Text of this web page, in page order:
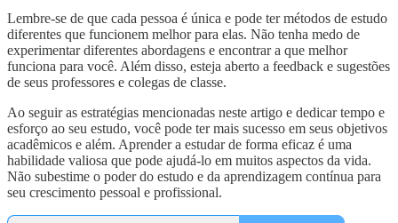
Lembre-se de que cada pessoa é única e pode ter métodos de estudo
diferentes que funcionem melhor para elas. Não tenha medo de
experimentar diferentes abordagens e encontrar a que melhor
funciona para você. Além disso, esteja aberto a feedback e sugestões
de seus professores e colegas de classe.
Ao seguir as estratégias mencionadas neste artigo e dedicar tempo e
esforço ao seu estudo, você pode ter mais sucesso em seus objetivos
acadêmicos e além. Aprender a estudar de forma eficaz é uma
habilidade valiosa que pode ajudá-lo em muitos aspectos da vida.
Não subestime o poder do estudo e da aprendizagem contínua para
seu crescimento pessoal e profissional.